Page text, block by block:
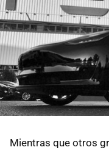
Mientras que otros